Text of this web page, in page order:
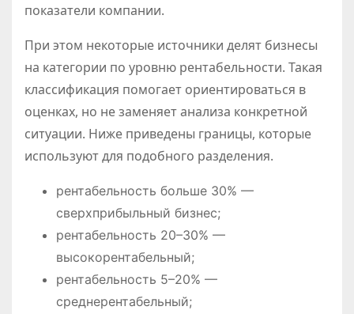
показатели компании.
При этом некоторые источники делят бизнесы
на категории по уровню рентабельности. Такая
классификация помогает ориентироваться в
оценках, но не заменяет анализа конкретной
ситуации. Ниже приведены границы, которые
используют для подобного разделения.
рентабельность больше 30% —
сверхприбыльный бизнес;
рентабельность 20–30% —
высокорентабельный;
рентабельность 5–20% —
среднерентабельный;